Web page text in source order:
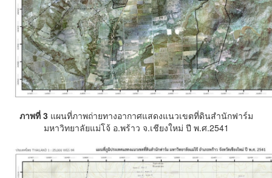
ภาพที่ 3 แผนที่ภาพถ่ายทางอากาศแสดงแนวเขตที่ดินสำนักฟาร์ม
มหาวิทยาลัยแม่โจ้ อ.พร้าว จ.เชียงใหม่ ปี พ.ศ.2541